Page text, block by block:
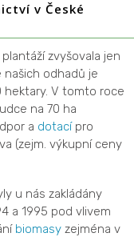
v České
zvyšovala jen
našich odhadů je
hektary. V tomto roce
na 70 ha
a dotacípro
(zejm. výkupní ceny
u nás zakládány
a 1995 pod vlivem
biomasy zejména v